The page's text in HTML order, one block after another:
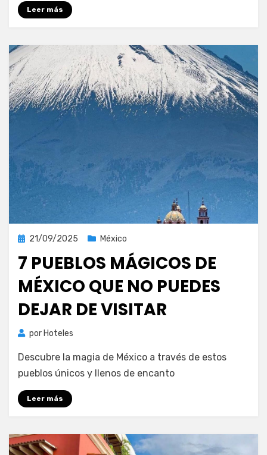
Leer más
Publicada
21/09/2025 México
7 PUEBLOS MÁGICOS DE
MÉXICO QUE NO PUEDES
DEJAR DE VISITAR
por Hoteles
Descubre la magia de México a través de estos
pueblos únicos y llenos de encanto
Leer más